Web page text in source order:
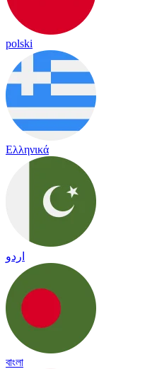
polski
Ελληνικά
اردو
বাংলা